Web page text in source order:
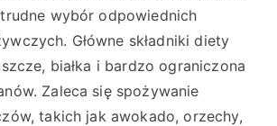
wybór odpowiednich
Główne składniki diety
białka i bardzo ograniczona
Zaleca się spożywanie
takich jak awokado, orzechy,